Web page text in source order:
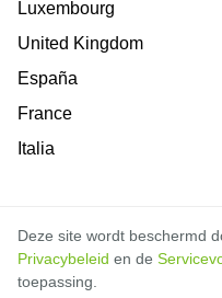
Luxembourg
United Kingdom
España
France
Italia
Deze site wordt beschermd
Privacybeleid en de
toepassing.